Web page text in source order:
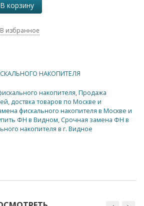
В корзину
В избранное
НАКОПИТЕЛЯ
накопителя,Продажа
,доствка товаров по Москве и
фискального накопителя в Москве и
ФН в Видном,Срочная замена ФН в
накопителя в г. Видное